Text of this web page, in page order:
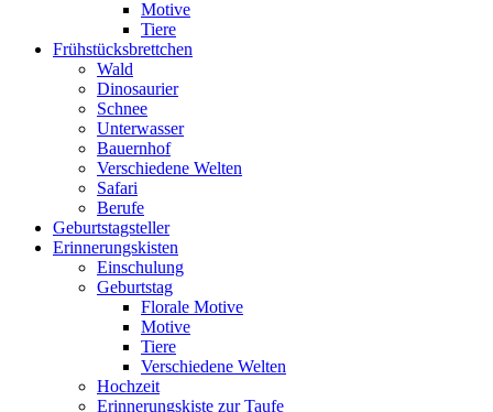
Motive
Tiere
Frühstücksbrettchen
Wald
Dinosaurier
Schnee
Unterwasser
Bauernhof
Verschiedene Welten
Safari
Berufe
Geburtstagsteller
Erinnerungskisten
Einschulung
Geburtstag
Florale Motive
Motive
Tiere
Verschiedene Welten
Hochzeit
Erinnerungskiste zur Taufe